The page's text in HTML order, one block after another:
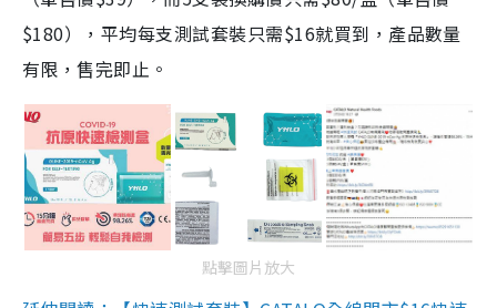
$180），平均每支測試套裝只需$16就買到，產品數量
有限，售完即止。
點擊圖片放大